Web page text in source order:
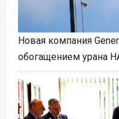
Новая компания
обогащением урана